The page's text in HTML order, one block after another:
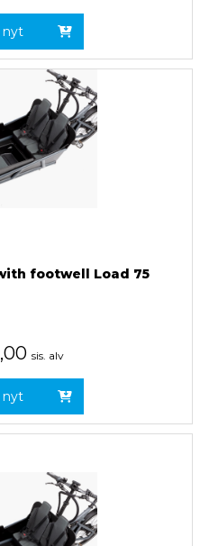
nyt
footwell Load 75
sis. alv
nyt